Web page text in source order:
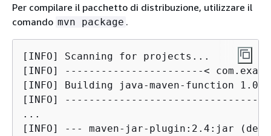
Per compilare il pacchetto di distribuzione, utilizzare il
comando mvn package .
[INFO] Scanning for projects...
[INFO] -----------------------<
[INFO] Building java-maven-function 1.0-
[INFO]
...
[INFO] --- maven-jar-plugin:2.4:jar